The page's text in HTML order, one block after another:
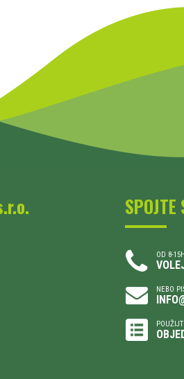
OD 8-15H
NEBO